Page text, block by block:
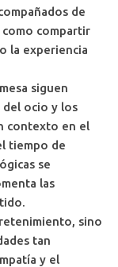
de
compartir
la experiencia
siguen
ocio y los
contexto en el
tiempo de
se
las
sino
tan
y el